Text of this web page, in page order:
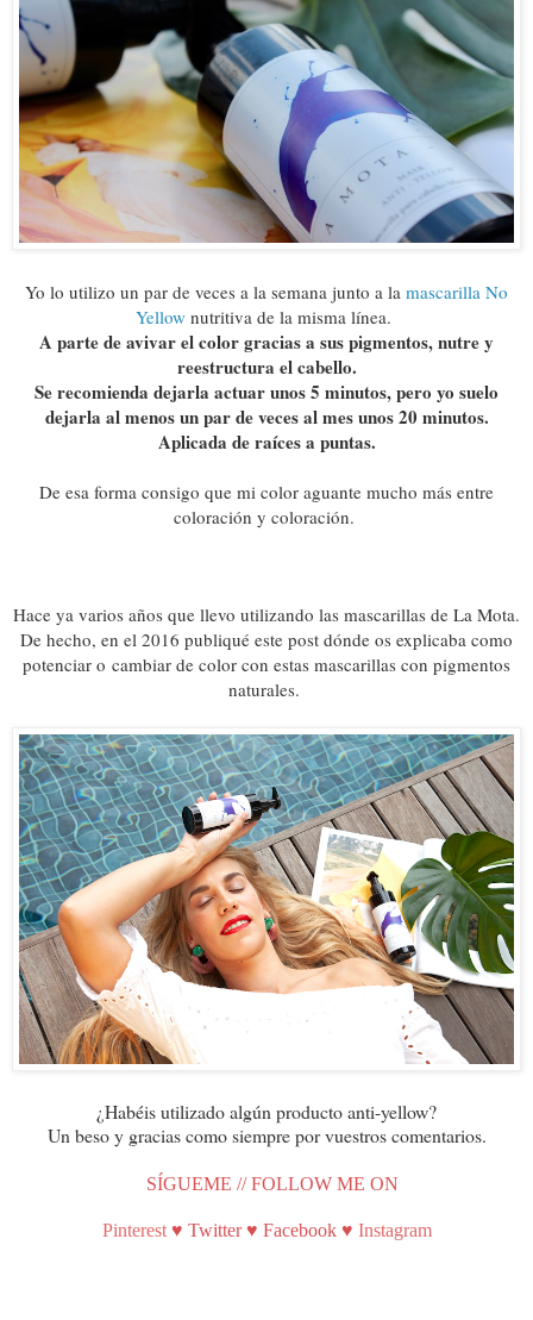
Yo lo utilizo un par de veces a la semana junto a la mascarilla No
Yellow nutritiva de la misma línea.
A parte de avivar el color gracias a sus pigmentos, nutre y
reestructura el cabello.
Se recomienda dejarla actuar unos 5 minutos, pero yo suelo
dejarla al menos un par de veces al mes unos 20 minutos.
Aplicada de raíces a puntas.
De esa forma consigo que mi color aguante mucho más entre
coloración y coloración.
Hace ya varios años que llevo utilizando las mascarillas de La Mota.
De hecho, en el 2016 publiqué este post dónde os explicaba como
potenciar o cambiar de color con estas mascarillas con pigmentos
naturales.
¿Habéis utilizado algún producto anti-yellow?
Un beso y gracias como siempre por vuestros comentarios.
SÍGUEME // FOLLOW ME ON
Pinterest ♥ Twitter ♥ Facebook ♥ Instagram